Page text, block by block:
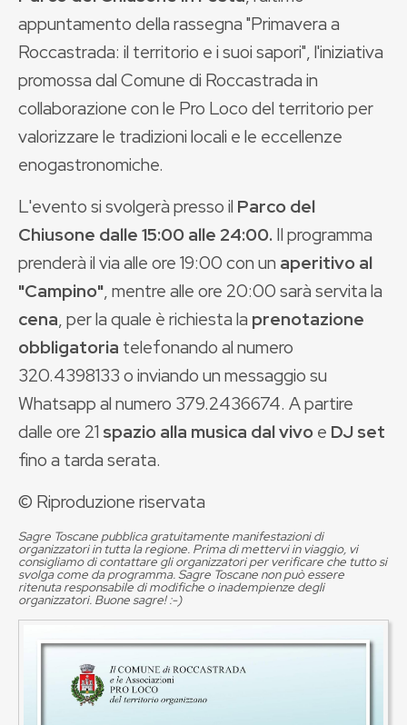
appuntamento della rassegna "Primavera a
Roccastrada: il territorio e i suoi sapori", l'iniziativa
promossa dal Comune di Roccastrada in
collaborazione con le Pro Loco del territorio per
valorizzare le tradizioni locali e le eccellenze
enogastronomiche.
L'evento si svolgerà presso il Parco del
Chiusone dalle 15:00 alle 24:00.Il programma
prenderà il via alle ore 19:00 con un aperitivo al
"Campino", mentre alle ore 20:00 sarà servita la
cena, per la quale è richiesta la prenotazione
obbligatoria telefonandoal numero
320.4398133 o inviando un messaggio su
Whatsapp al numero 379.2436674. A partire
dalle ore 21 spazio alla musica dal vivoe DJ set
fino a tarda serata.
© Riproduzione riservata
Sagre Toscane pubblica gratuitamente manifestazioni di
organizzatori in tutta la regione. Prima di mettervi in viaggio, vi
consigliamo di contattare gli organizzatori per verificare che tutto si
svolga come da programma. Sagre Toscane non può essere
ritenuta responsabile di modifiche o inadempienze degli
organizzatori. Buone sagre! :-)